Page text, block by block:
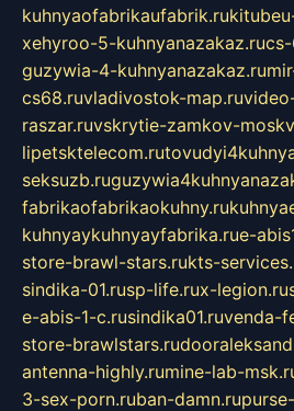
kuhnyaofabrikaufabrik.ru
xehyroo-5-kuhnyanazakaz.ru
guzywia-4-kuhnyanazakaz.ru
cs68.ruvladivostok-map.ru
raszar.ruvskrytie-zamkov-
lipetsktelecom.ru
seksuzb.ru
fabrikaofabrikaokuhny.ru
kuhnyaykuhnyayfabrika.rue-
store-brawl-stars.rukts-
sindika-01.rusp-life.rux-legion.ru
e-abis-1-c.rusindika01.ruvenda-
store-brawlstars.ru
antenna-highly.rumine-lab-
3-sex-porn.ruban-damn.ru